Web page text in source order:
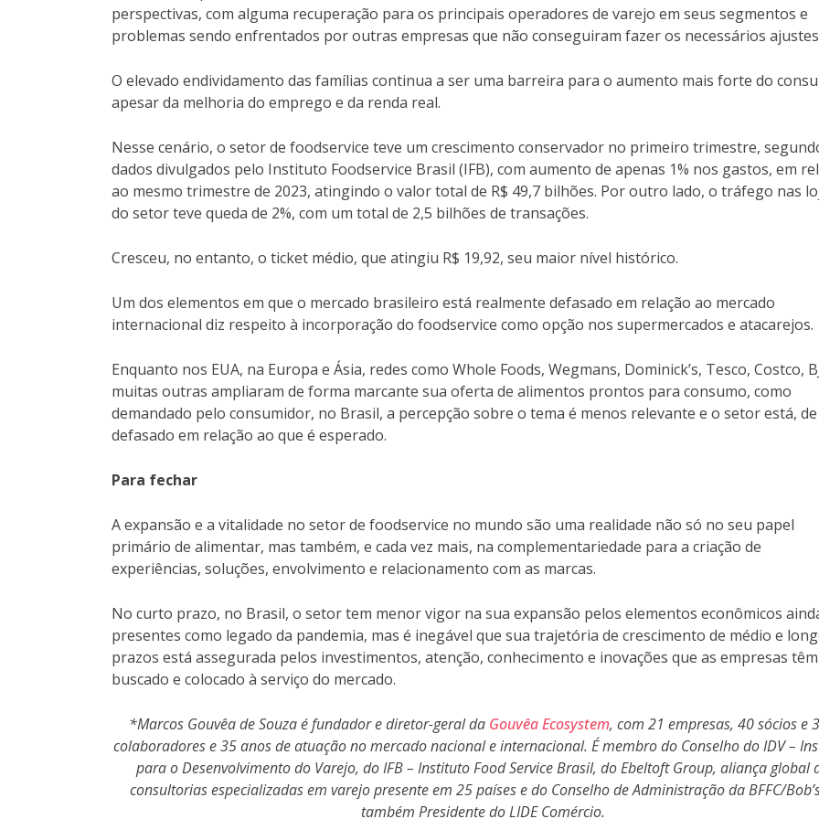
perspectivas, com alguma recuperação para os principais operadores de varejo em seus segmentos e
problemas sendo enfrentados por outras empresas que não conseguiram fazer os necessários
O elevado endividamento das famílias continua a ser uma barreira para o aumento mais forte do
apesar da melhoria do emprego e da renda real.
Nesse cenário, o setor de foodservice teve um crescimento conservador no primeiro trimestre,
dados divulgados pelo Instituto Foodservice Brasil (IFB), com aumento de apenas 1% nos gastos, em
ao mesmo trimestre de 2023, atingindo o valor total de R$ 49,7 bilhões. Por outro lado, o tráfego nas
do setor teve queda de 2%, com um total de 2,5 bilhões de transações.
Cresceu, no entanto, o ticket médio, que atingiu R$ 19,92, seu maior nível histórico.
Um dos elementos em que o mercado brasileiro está realmente defasado em relação ao mercado
internacional diz respeito à incorporação do foodservice como opção nos supermercados e atacarejos.
Enquanto nos EUA, na Europa e Ásia, redes como Whole Foods, Wegmans, Dominick’s, Tesco, Costco,
muitas outras ampliaram de forma marcante sua oferta de alimentos prontos para consumo, como
demandado pelo consumidor, no Brasil, a percepção sobre o tema é menos relevante e o setor está,
defasado em relação ao que é esperado.
Para fechar
A expansão e a vitalidade no setor de foodservice no mundo são uma realidade não só no seu papel
primário de alimentar, mas também, e cada vez mais, na complementariedade para a criação de
experiências, soluções, envolvimento e relacionamento com as marcas.
No curto prazo, no Brasil, o setor tem menor vigor na sua expansão pelos elementos econômicos
presentes como legado da pandemia, mas é inegável que sua trajetória de crescimento de médio e
prazos está assegurada pelos investimentos, atenção, conhecimento e inovações que as empresas têm
buscado e colocado à serviço do mercado.
*Marcos Gouvêa de Souza é fundador e diretor-geral da Gouvêa Ecosystem, com 21 empresas, 40 sócios e
colaboradores e 35 anos de atuação no mercado nacional e internacional. É membro do Conselho do IDV –
para o Desenvolvimento do Varejo, do IFB – Instituto Food Service Brasil, do Ebeltoft Group, aliança global
consultorias especializadas em varejo presente em 25 países e do Conselho de Administração da BFFC/
também Presidente do LIDE Comércio.